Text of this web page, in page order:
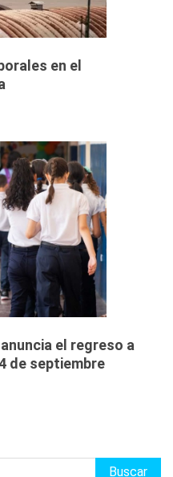
en el
el regreso a
de septiembre